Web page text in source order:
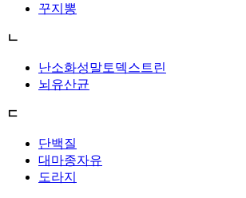
꾸지뽕
ㄴ
난소화성말토덱스트린
뇌유산균
ㄷ
단백질
대마종자유
도라지